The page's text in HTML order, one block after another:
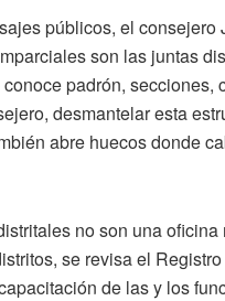
públicos, el
son las juntas
padrón,
desmantelar esta
abre huecos donde
no son una
se revisa el
de las y los